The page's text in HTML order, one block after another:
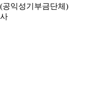
익성기부금단체)